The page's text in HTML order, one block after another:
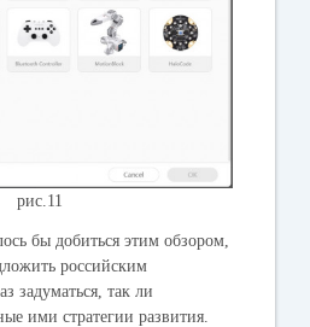
рис.11
бы добиться этим обзором,
российским
задуматься, так ли
ими стратегии развития.